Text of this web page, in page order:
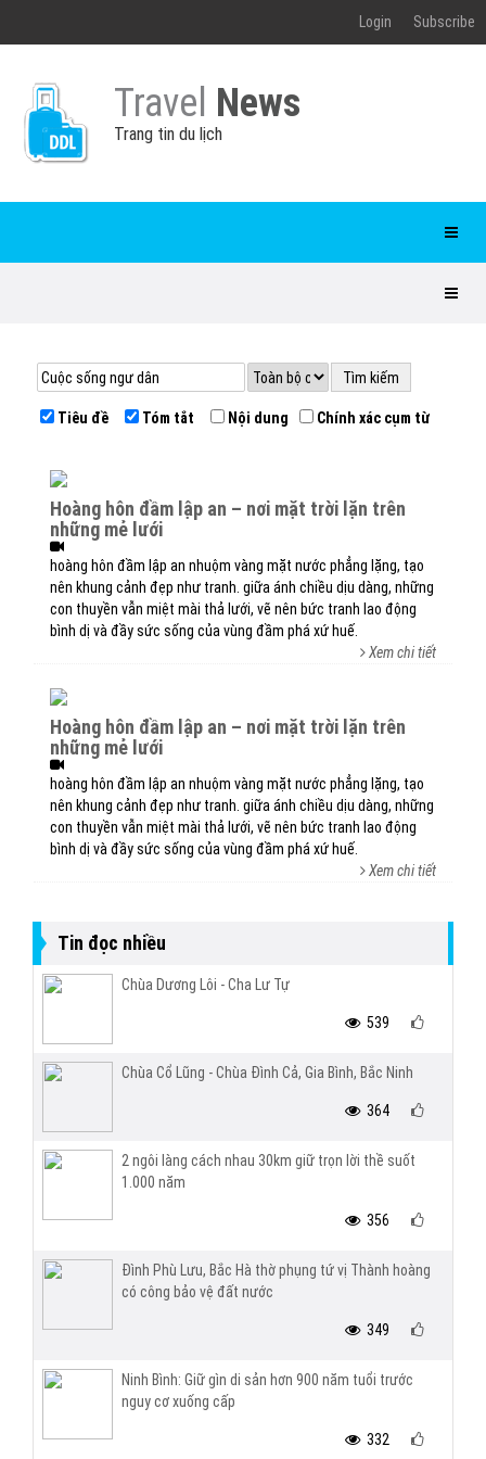
Login Subscribe
Travel News
Trang tin du lịch
Tiêu đề Tóm tắt Nội dung Chính xác cụm từ
hoàng hôn đầm lập an – nơi mặt trời lặn trên
những mẻ lưới
hoàng hôn đầm lập an nhuộm vàng mặt nước phẳng lặng, tạo
nên khung cảnh đẹp như tranh. giữa ánh chiều dịu dàng, những
con thuyền vẫn miệt mài thả lưới, vẽ nên bức tranh lao động
bình dị và đầy sức sống của vùng đầm phá xứ huế.
Xem chi tiết
hoàng hôn đầm lập an – nơi mặt trời lặn trên
những mẻ lưới
hoàng hôn đầm lập an nhuộm vàng mặt nước phẳng lặng, tạo
nên khung cảnh đẹp như tranh. giữa ánh chiều dịu dàng, những
con thuyền vẫn miệt mài thả lưới, vẽ nên bức tranh lao động
bình dị và đầy sức sống của vùng đầm phá xứ huế.
Xem chi tiết
Tin đọc nhiều
Chùa Dương Lôi - Cha Lư Tự
539
Chùa Cổ Lũng - Chùa Đình Cả, Gia Bình, Bắc Ninh
364
2 ngôi làng cách nhau 30km giữ trọn lời thề suốt
1.000 năm
356
Đình Phù Lưu, Bắc Hà thờ phụng tứ vị Thành hoàng
có công bảo vệ đất nước
349
Ninh Bình: Giữ gìn di sản hơn 900 năm tuổi trước
nguy cơ xuống cấp
332